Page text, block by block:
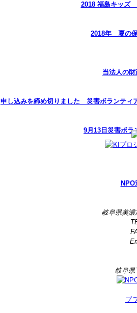
2018 福島キッズ
2018年 夏の
当法人の
申し込みを締め切りました 災害ボランテ
9月13日災害ボラ
岐阜県美濃
岐阜県
プ